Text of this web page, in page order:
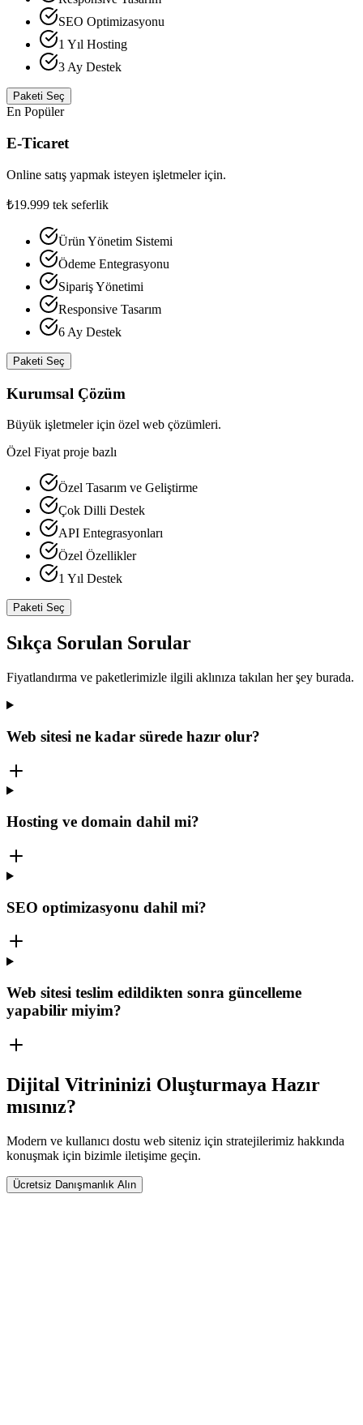
SEO Optimizasyonu
1 Yıl Hosting
3 Ay Destek
Paketi Seç
En Popüler
E-Ticaret
Online satış yapmak isteyen işletmeler için.
₺19.999 tek seferlik
Ürün Yönetim Sistemi
Ödeme Entegrasyonu
Sipariş Yönetimi
Responsive Tasarım
6 Ay Destek
Paketi Seç
Kurumsal Çözüm
Büyük işletmeler için özel web çözümleri.
Özel Fiyat proje bazlı
Özel Tasarım ve Geliştirme
Çok Dilli Destek
API Entegrasyonları
Özel Özellikler
1 Yıl Destek
Paketi Seç
Sıkça Sorulan Sorular
Fiyatlandırma ve paketlerimizle ilgili aklınıza takılan her şey burada.
Web sitesi ne kadar sürede hazır olur?
Hosting ve domain dahil mi?
SEO optimizasyonu dahil mi?
Web sitesi teslim edildikten sonra güncelleme
yapabilir miyim?
Dijital Vitrininizi Oluşturmaya Hazır
mısınız?
Modern ve kullanıcı dostu web siteniz için stratejilerimiz hakkında
konuşmak için bizimle iletişime geçin.
Ücretsiz Danışmanlık Alın